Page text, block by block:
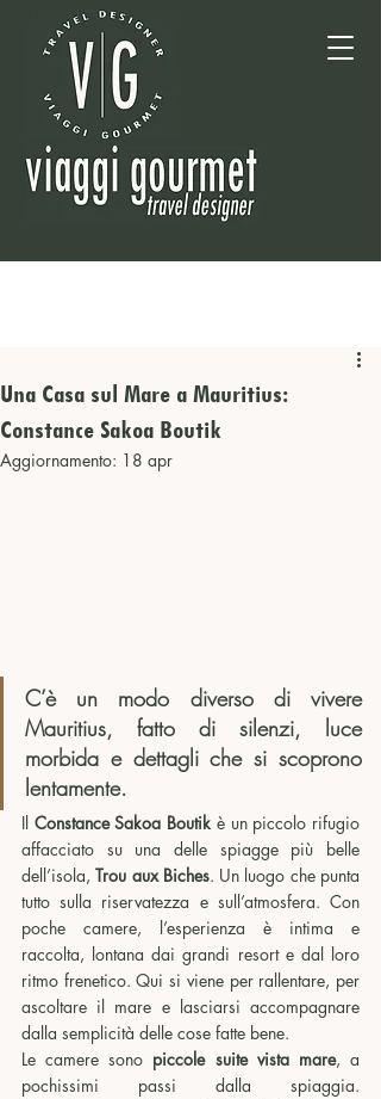
Una Casa sul Mare a Mauritius:
Constance Sakoa Boutik
Aggiornamento: 18 apr
C’è un modo diverso di vivere
Mauritius, fatto di silenzi, luce
morbida e dettagli che si scoprono
lentamente.
Il Constance Sakoa Boutik è un piccolo rifugio
affacciato su una delle spiagge più belle
dell’isola, Trou aux Biches. Un luogo che punta
tutto sulla riservatezza e sull’atmosfera. Con
poche camere, l’esperienza è intima e
raccolta, lontana dai grandi resort e dal loro
ritmo frenetico. Qui si viene per rallentare, per
ascoltare il mare e lasciarsi accompagnare
dalla semplicità delle cose fatte bene.
Le camere sono piccole suite vista mare, a
pochissimi passi dalla spiaggia.